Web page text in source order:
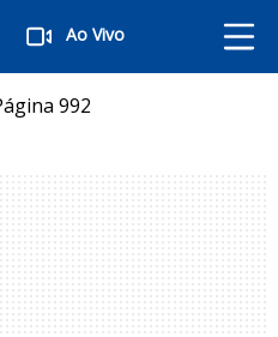
Ao Vivo
992